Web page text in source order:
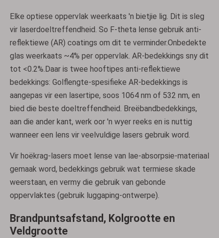
Elke optiese oppervlak weerkaats 'n bietjie lig. Dit is sleg
vir laserdoeltreffendheid. So F-theta lense gebruik anti-
reflektiewe (AR) coatings om dit te verminder.Onbedekte
glas weerkaats ~4% per oppervlak. AR-bedekkings sny dit
tot <0.2%.Daar is twee hooftipes anti-reflektiewe
bedekkings: Golflengte-spesifieke AR-bedekkings is
aangepas vir een lasertipe, soos 1064 nm of 532 nm, en
bied die beste doeltreffendheid. Breëbandbedekkings,
aan die ander kant, werk oor 'n wyer reeks en is nuttig
wanneer een lens vir veelvuldige lasers gebruik word.
Vir hoëkrag-lasers moet lense van lae-absorpsie-materiaal
gemaak word, bedekkings gebruik wat termiese skade
weerstaan, en vermy die gebruik van gebonde
oppervlaktes (gebruik luggaping-ontwerpe).
Brandpuntsafstand, Kolgrootte en
Veldgrootte